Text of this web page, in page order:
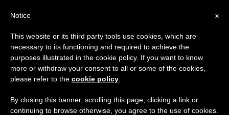
ETIQUETA
Posts Tagged
‘idiomas’
×
Aviso importante
Del 27 de julio al 7 de agosto haremos la pausa
anual, aprovechando que en el periodo de verano
se generan menos informaciones y también el
x
Notice
This website or its third party tools use cookies, which are
necessary to its functioning and required to achieve the
purposes illustrated in the cookie policy. If you want to know
more or withdraw your consent to all or some of the cookies,
please refer to the cookie policy
By closing this banner, scrolling this page, clicking a link or
continuing to browse otherwise, you agree to the use of cookies.